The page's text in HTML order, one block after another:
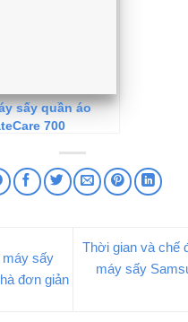
sấy quần áo
700
máy sấy
đơn giản
Thời gian và chế
máy sấy